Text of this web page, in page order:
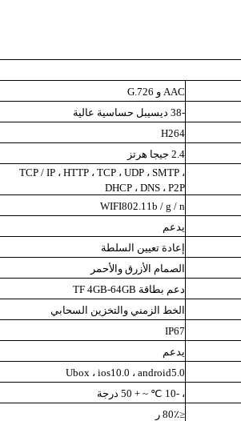
AAC و G.726
-38 ديسيبل
حساسية عالية
H264
2.4 جيجا هرتز
TCP / IP ، HTTP ، TCP ، UDP ، SMTP ،
DHCP ، DNS ، P2P
WIFI802.11b / g / n
يدعم
إعادة تعيين السلطة
الصمام الأزرق والأحمر
دعم بطاقة TF 4GB-64GB
الخط الزمني والتخزين السحابي
IP67
يدعم
Ubox ، ios10.0 ، android5.0
، -10 ℃
~ + 50 درجة
≤80٪ ر